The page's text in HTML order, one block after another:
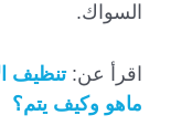
السواك.
اقرأ عن:تنظيف
ماهو وكيف يتم؟